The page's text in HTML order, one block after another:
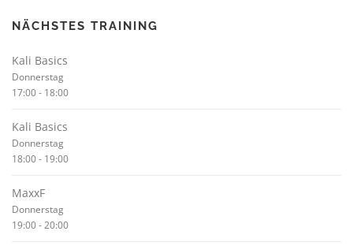
NÄCHSTES TRAINING
Kali Basics
Donnerstag
17:00- 18:00
Kali Basics
Donnerstag
18:00- 19:00
MaxxF
Donnerstag
19:00-20:00